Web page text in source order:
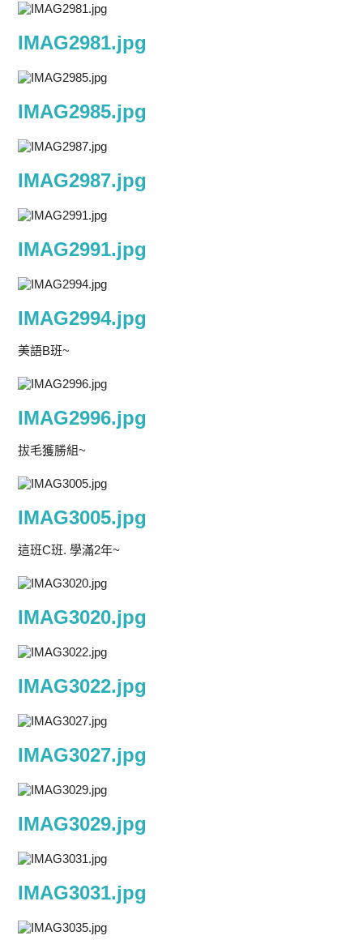
IMAG2981.jpg
IMAG2985.jpg
IMAG2987.jpg
IMAG2991.jpg
IMAG2994.jpg
美語B班~
IMAG2996.jpg
拔毛獲勝組~
IMAG3005.jpg
這班C班. 學滿2年~
IMAG3020.jpg
IMAG3022.jpg
IMAG3027.jpg
IMAG3029.jpg
IMAG3031.jpg